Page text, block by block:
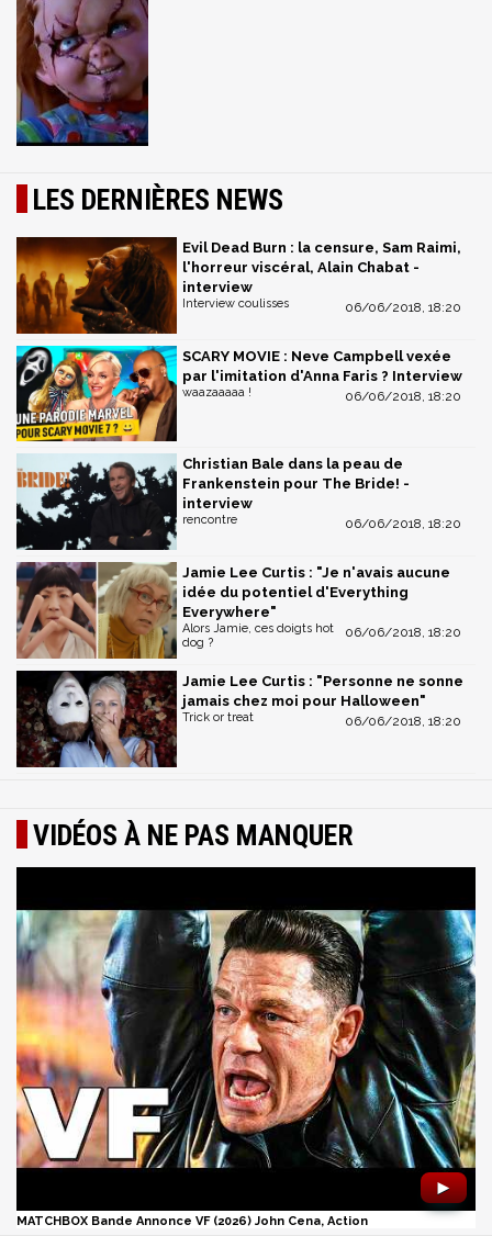
LES DERNIÈRES NEWS
Evil Dead Burn : la censure, Sam Raimi,
l'horreur viscéral, Alain Chabat -
interview
06/06/2018, 18:20
Interview coulisses
SCARY MOVIE : Neve Campbell vexée
par l'imitation d'Anna Faris ? Interview
06/06/2018, 18:20
waazaaaaa !
Christian Bale dans la peau de
Frankenstein pour The Bride! -
interview
06/06/2018, 18:20
rencontre
Jamie Lee Curtis : "Je n'avais aucune
idée du potentiel d'Everything
Everywhere"
06/06/2018, 18:20
Alors Jamie, ces doigts hot
dog ?
Jamie Lee Curtis : "Personne ne sonne
jamais chez moi pour Halloween"
06/06/2018, 18:20
Trick or treat
VIDÉOS À NE PAS MANQUER
►
MATCHBOX Bande Annonce VF (2026) John Cena, Action